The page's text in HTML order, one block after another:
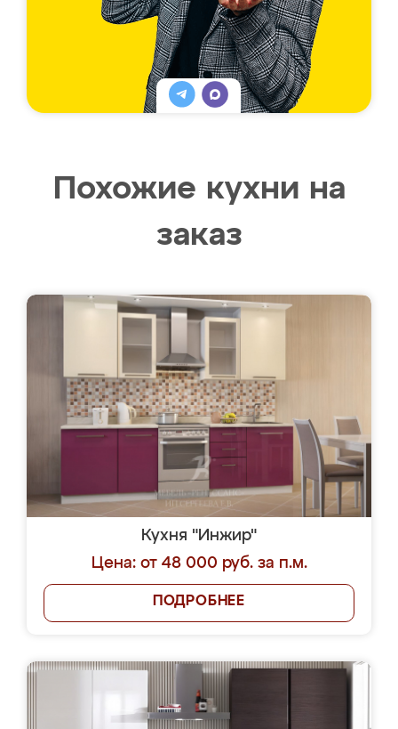
Похожие кухни на
заказ
Кухня "Инжир"
Цена: от 48 000 руб. за п.м.
ПОДРОБНЕЕ